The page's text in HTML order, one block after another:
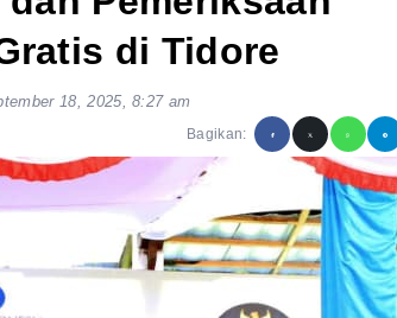
di Tidore
18, 2025, 8:27 am
Bagikan: